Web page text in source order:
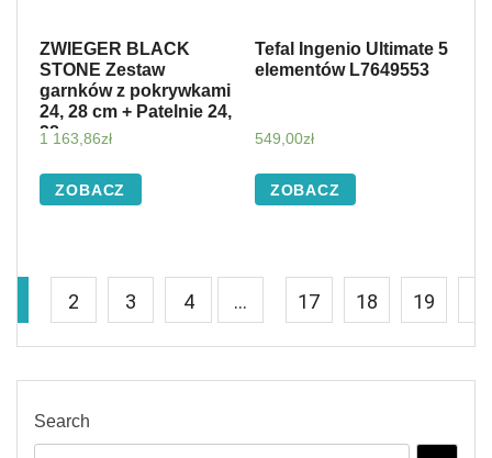
ZWIEGER BLACK
STONE Zestaw
garnków z pokrywkami
24, 28 cm + Patelnie 24,
28 cm
1 163,86zł
ZOBACZ
Tefal Ingenio Ultimate 5
elementów L7649553
549,00zł
ZOBACZ
2 3 4 … 17 18 19
Search